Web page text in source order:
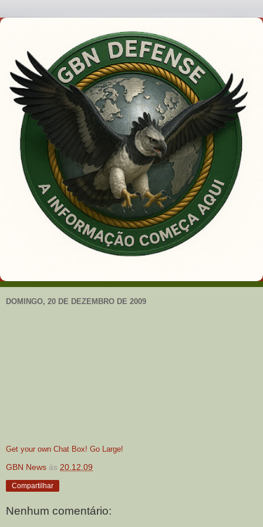
DOMINGO, 20 DE DEZEMBRO DE 2009
Get your own Chat Box! Go Large!
GBN News às 20.12.09
Compartilhar
Nenhum comentário: